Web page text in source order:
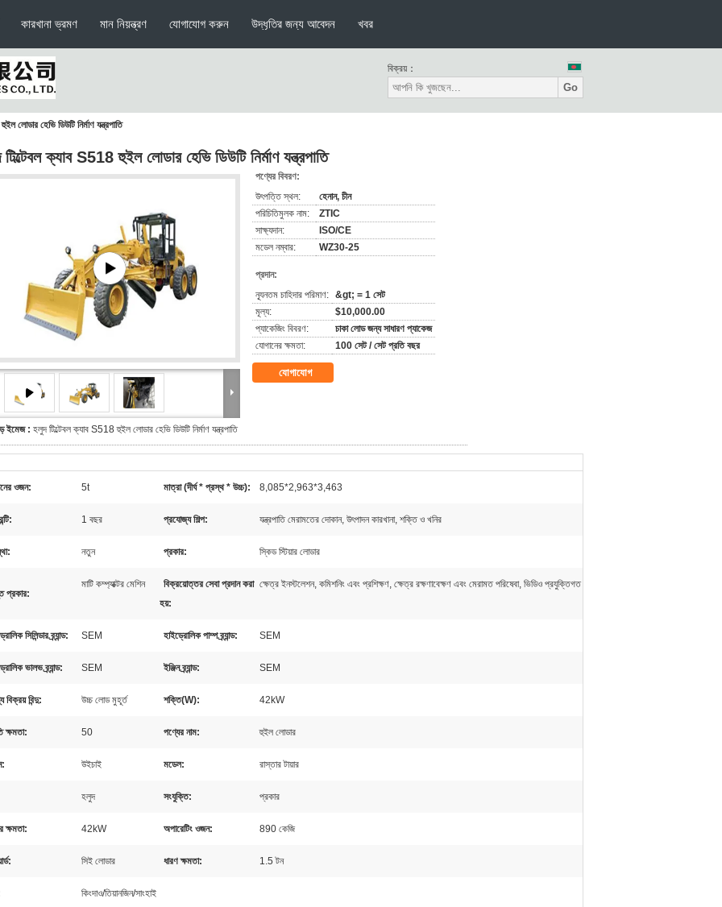
কারখানা ভ্রমণ মান নিয়ন্ত্রণ যোগাযোগ করুন উদ্ধৃতির জন্য আবেদন খবর
বিক্রয়：
Go
লোডার হেভি ডিউটি ​​নির্মাণ যন্ত্রপাতি
ক্যাব S518 হুইল লোডার হেভি ডিউটি ​​নির্মাণ যন্ত্রপাতি
ইমেজ : হলুদ টিল্টেবল ক্যাব S518 হুইল লোডার হেভি ডিউটি ​​নির্মাণ যন্ত্রপাতি
পণ্যের বিবরণ:
উৎপত্তি স্থল:
হেনান, চীন
পরিচিতিমুলক নাম:
ZTIC
সাক্ষ্যদান:
ISO/CE
মডেল নম্বার:
WZ30-25
প্রদান:
ন্যূনতম চাহিদার পরিমাণ: &gt; = 1 সেট
মূল্য:
$10,000.00
প্যাকেজিং বিবরণ:
চাকা লোড জন্য সাধারণ প্যাকেজ
যোগানের ক্ষমতা:
100 সেট / সেট প্রতি বছর
যোগাযোগ
ওজন: 5t মাত্রা (দীর্ঘ * প্রস্থ * উচ্চ): 8,085*2,963*3,463
1 বছর প্রযোজ্য শিল্প: যন্ত্রপাতি মেরামতের দোকান, উৎপাদন কারখানা, শক্তি ও খনির
নতুন প্রকার: স্কিড স্টিয়ার লোডার
প্রকার:
মাটি কম্প্যাক্টর মেশিন
বিক্রয়োত্তর সেবা প্রদান করা
হয়:
ক্ষেত্র ইনস্টলেশন, কমিশনিং এবং প্রশিক্ষণ, ক্ষেত্র রক্ষণাবেক্ষণ এবং মেরামত পরিষেবা, ভিডিও প্রযুক্তিগত
সিলিন্ডার ব্র্যান্ড: SEM হাইড্রোলিক পাম্প ব্র্যান্ড: SEM
ভালভ ব্র্যান্ড: SEM ইঞ্জিন ব্র্যান্ড: SEM
বিক্রয় বিন্দু: উচ্চ লোড মুহূর্ত শক্তি(W): 42kW
ক্ষমতা: 50 পণ্যের নাম: হুইল লোডার
উইচাই মডেল: রাস্তার টায়ার
হলুদ সংযুক্তি: প্রকার
ক্ষমতা: 42kW অপারেটিং ওজন: 890 কেজি
সিই লোডার ধারণ ক্ষমতা: 1.5 টন
কিংদাও/তিয়ানজিন/সাংহাই